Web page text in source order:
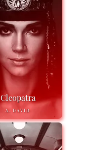
Cleopatra
A. DAVID